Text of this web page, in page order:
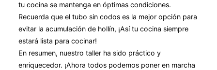
tu cocina se mantenga en óptimas condiciones.
Recuerda que el tubo sin codos es la mejor opción para
evitar la acumulación de hollín, ¡Así tu cocina siempre
estará lista para cocinar!
En resumen, nuestro taller ha sido práctico y
enriquecedor. ¡Ahora todos podemos poner en marcha